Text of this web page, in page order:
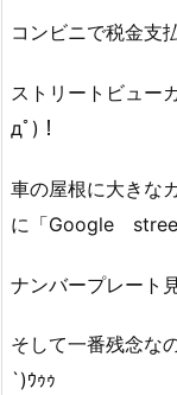
コンビニで税金支
ストリートビュー
дﾟ)！
車の屋根に大きな
に「Google
ナンバープレート
そして一番残念な
`)ｳｩｩ